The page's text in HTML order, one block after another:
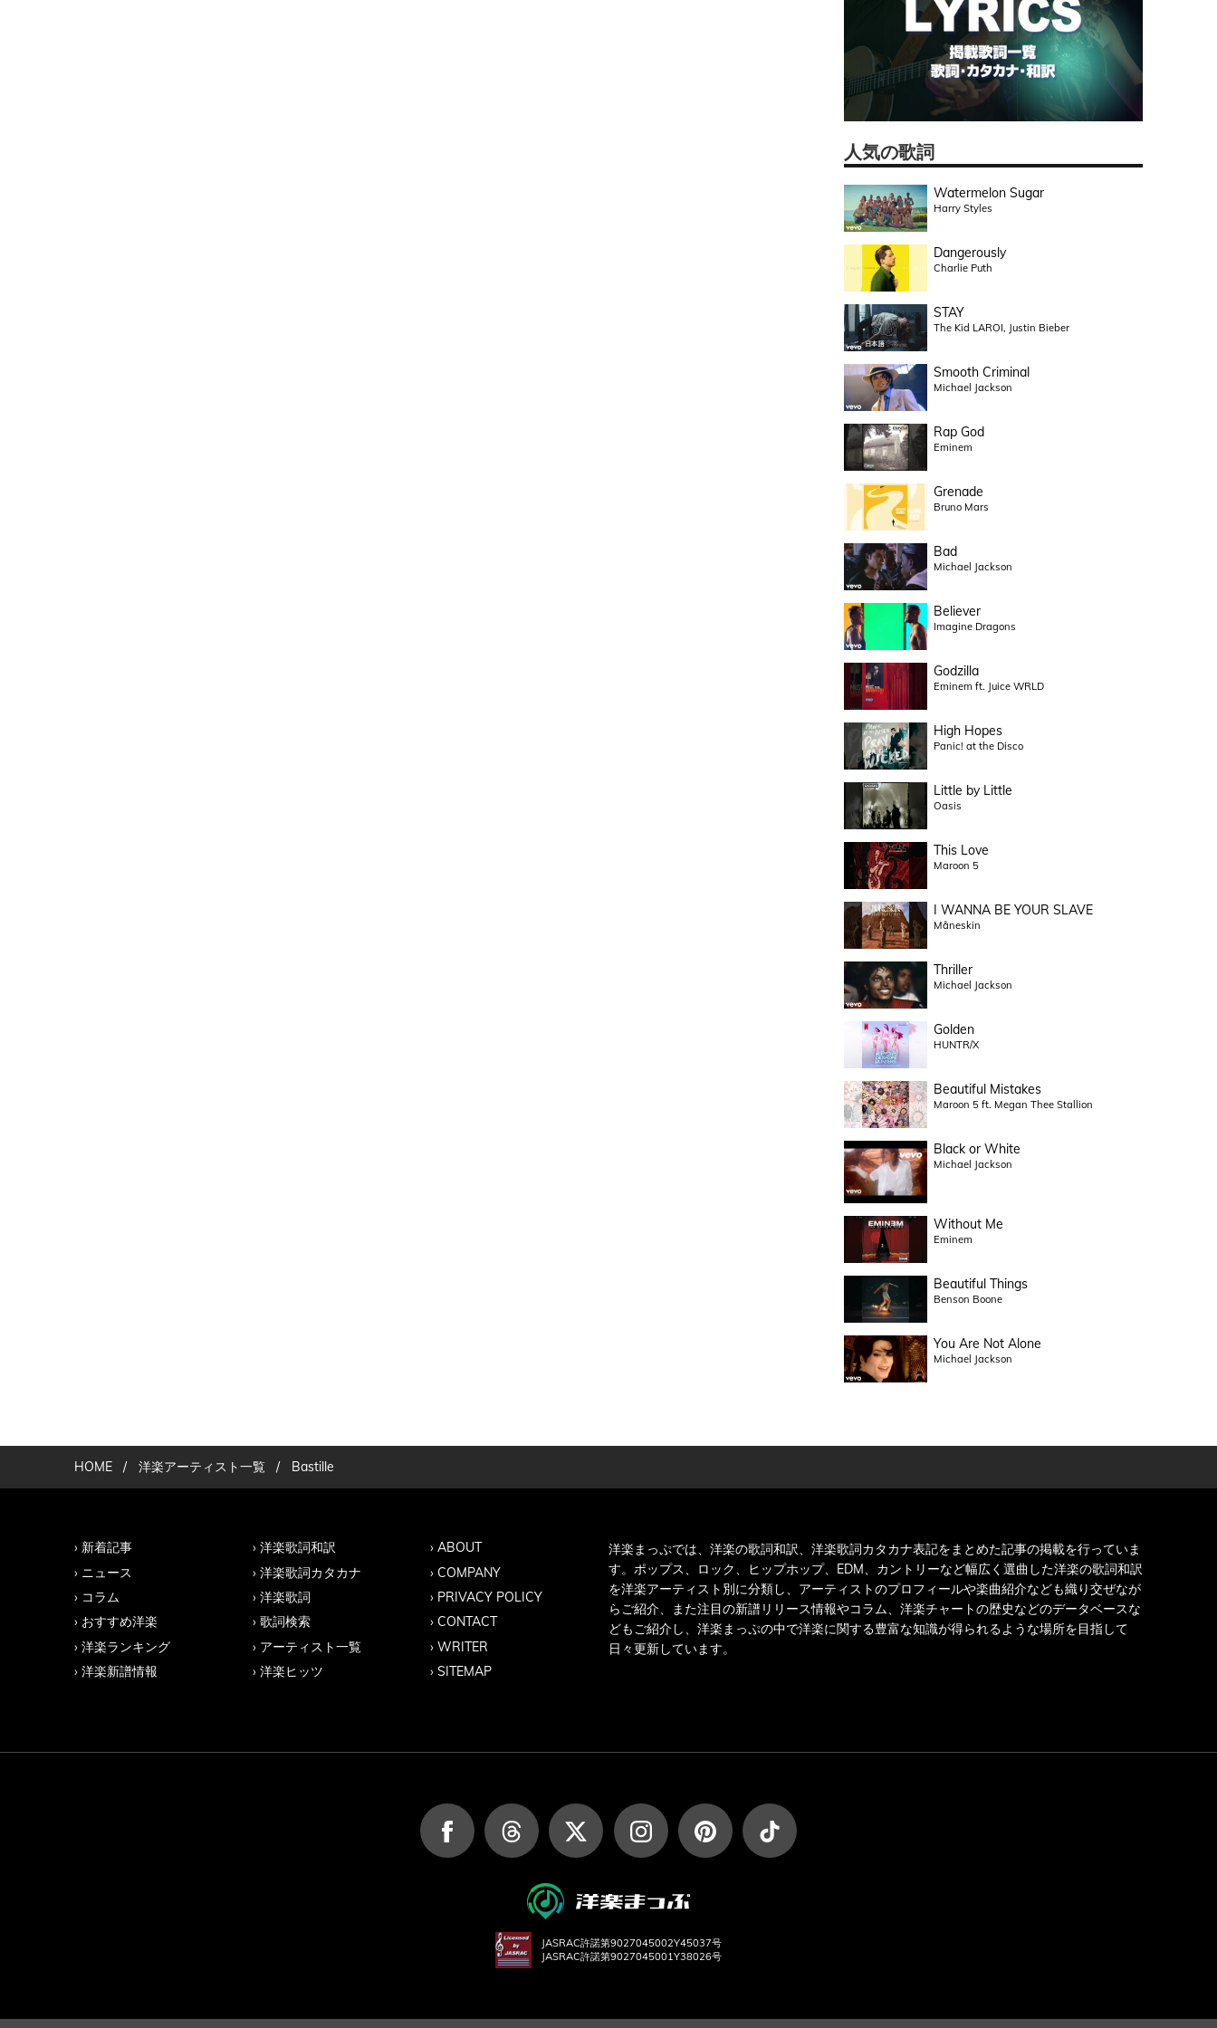
人気の歌詞
Watermelon Sugar
Harry Styles
Dangerously
Charlie Puth
STAY
The Kid LAROI, Justin Bieber
Smooth Criminal
Michael Jackson
Rap God
Eminem
Grenade
Bruno Mars
Bad
Michael Jackson
Believer
Imagine Dragons
Godzilla
Eminem ft. Juice WRLD
High Hopes
Panic! at the Disco
Little by Little
Oasis
This Love
Maroon 5
I WANNA BE YOUR SLAVE
Måneskin
Thriller
Michael Jackson
Golden
HUNTR/X
Beautiful Mistakes
Maroon 5 ft. Megan Thee Stallion
Black or White
Michael Jackson
Without Me
Eminem
Beautiful Things
Benson Boone
You Are Not Alone
Michael Jackson
HOME / 洋楽アーティスト一覧 / Bastille
新着記事
ニュース
コラム
おすすめ洋楽
洋楽ランキング
洋楽新譜情報
洋楽歌詞和訳
洋楽歌詞カタカナ
洋楽歌詞
歌詞検索
アーティスト一覧
洋楽ヒッツ
ABOUT
COMPANY
PRIVACY POLICY
CONTACT
WRITER
SITEMAP
洋楽まっぷでは、洋楽の歌詞和訳、洋楽歌詞カタカナ表記をまとめた記事の掲載を行っていま
す。ポップス、ロック、ヒップホップ、EDM、カントリーなど幅広く選曲した洋楽の歌詞和訳
を洋楽アーティスト別に分類し、アーティストのプロフィールや楽曲紹介なども織り交ぜなが
らご紹介、また注目の新譜リリース情報やコラム、洋楽チャートの歴史などのデータベースな
どもご紹介し、洋楽まっぷの中で洋楽に関する豊富な知識が得られるような場所を目指して
日々更新しています。
JASRAC許諾第9027045002Y45037号
JASRAC許諾第9027045001Y38026号